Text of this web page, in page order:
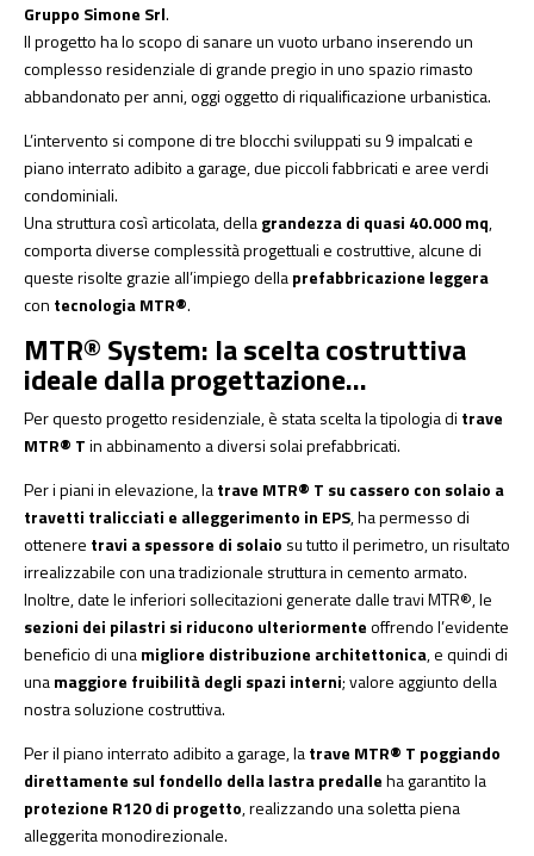
Gruppo Simone Srl.
Il progetto ha lo scopo di sanare un vuoto urbano inserendo un
complesso residenziale di grande pregio in uno spazio rimasto
abbandonato per anni, oggi oggetto di riqualificazione urbanistica.
L’intervento si compone di tre blocchi sviluppati su 9 impalcati e
piano interrato adibito a garage, due piccoli fabbricati e aree verdi
condominiali.
Una struttura così articolata, dellagrandezza di quasi 40.000 mq,
comporta diverse complessità progettuali e costruttive, alcune di
queste risolte grazie all’impiego dellaprefabbricazione leggera
con tecnologia MTR®.
MTR® System: la scelta costruttiva
ideale dalla progettazione…
Per questo progetto residenziale, è stata scelta la tipologia di trave
MTR® Tin abbinamento a diversi solai prefabbricati.
Per i piani in elevazione, latrave MTR® T su cassero con solaio a
travetti tralicciati e alleggerimento in EPS, ha permesso di
ottenere travi a spessore di solaio su tutto il perimetro, un risultato
irrealizzabile con una tradizionale struttura in cemento armato.
Inoltre, date le inferiori sollecitazioni generate dalle travi MTR®, le
sezioni dei pilastri si riducono ulteriormenteoffrendo l’evidente
beneficio di unamigliore distribuzione architettonica, e quindi di
unamaggiore fruibilità degli spazi interni; valore aggiunto della
nostra soluzione costruttiva.
Per il piano interrato adibito a garage, latrave MTR® T poggiando
direttamente sul fondello della lastra predalleha garantito la
protezione R120 di progetto, realizzando una soletta piena
alleggerita monodirezionale.